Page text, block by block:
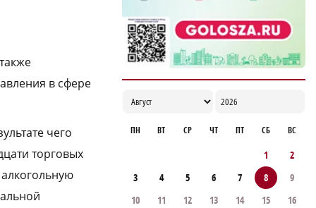
в сфере
чего
торговых
ПН ВТ СР ЧТ ПТ СБ ВС
1
2
3
4 5 6 7 8
9
10
11 12 13 14 15
16